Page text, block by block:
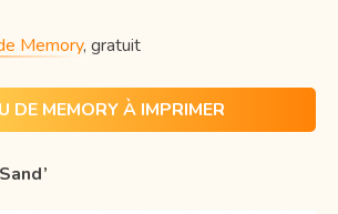
Memory, gratuit
DE MEMORY À IMPRIMER